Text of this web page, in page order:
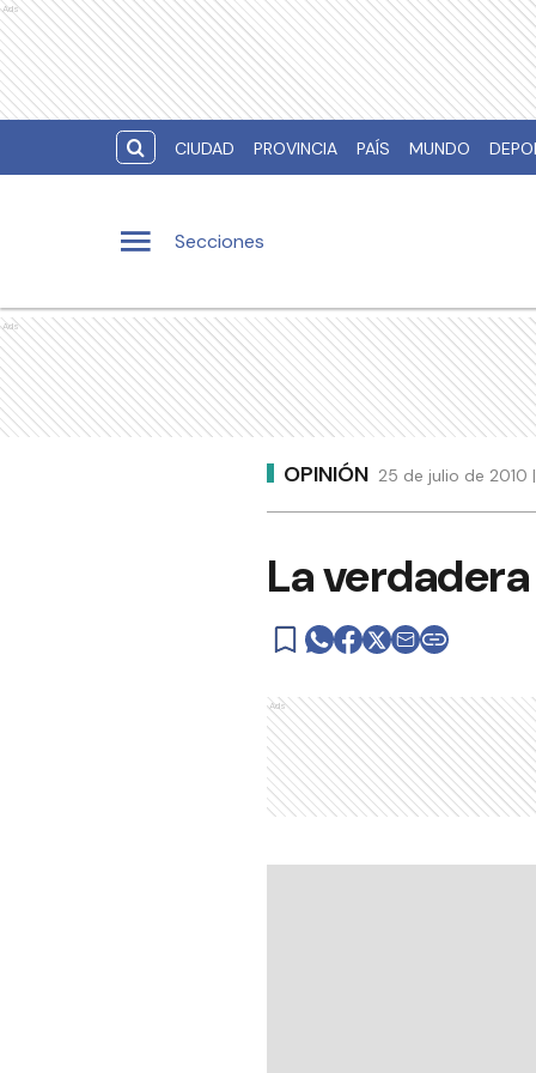
Ads
CIUDAD PROVINCIA PAÍS MUNDO
Secciones
Ads
OPINIÓN 25 de julio de 2010
La
Ads